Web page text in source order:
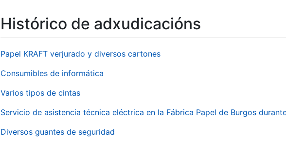
Histórico de adxudicacións
Papel KRAFT verjurado y diversos cartones
Consumibles de informática
Varios tipos de cintas
Servicio de asistencia técnica eléctrica en la Fábrica Papel de Burgos
Diversos guantes de seguridad